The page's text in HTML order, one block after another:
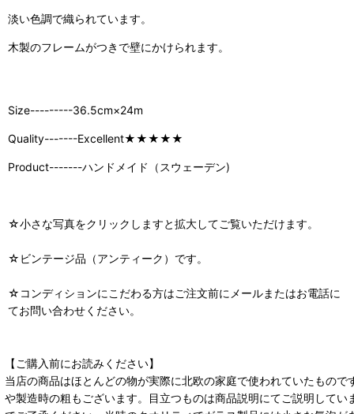
淡い色調で織られています。
木製のフレームがつきで壁にかけられます。
Size---------36.5cm×24m
Quality-------Excellent★★★★★
Product-------ハンドメイド（スウェーデン)
☆小さな写真をクリックしますと拡大してご覧いただけます。
☆ビンテージ品（アンティーク）です。
☆コンディションにこだわる方はご注文前にメールまたはお電話に
てお問い合わせください。
【ご購入前にお読みください】
当店の商品はほとんどの物が実際に北欧の家庭で使われていたもの
や製造時の粗もございます。目立つものは商品説明にてご説明して